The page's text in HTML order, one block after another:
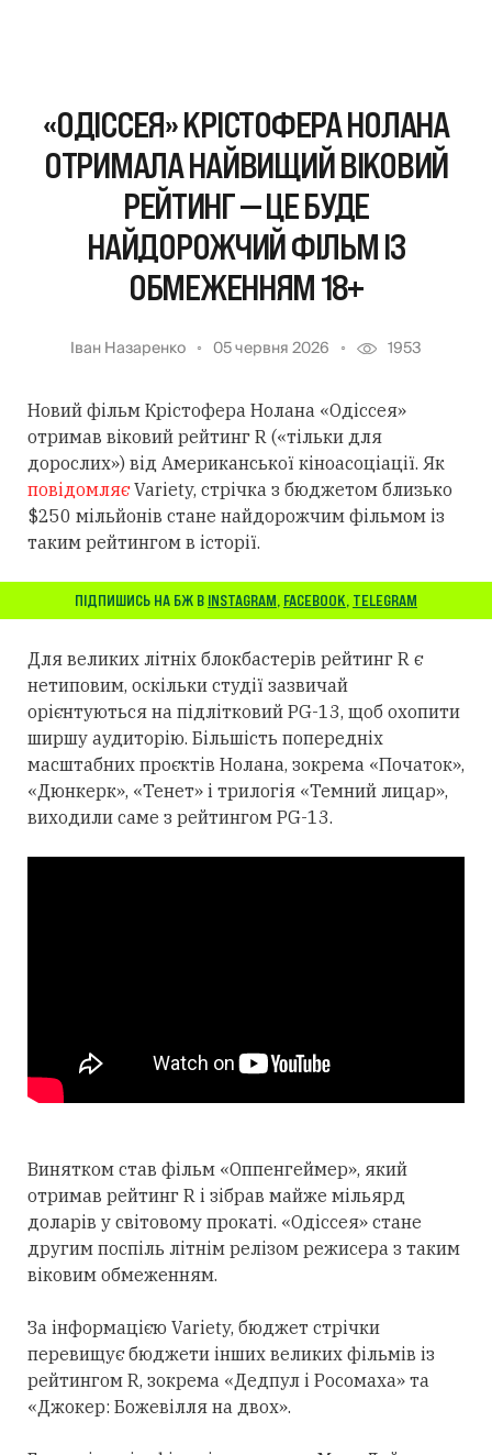
«ОДІССЕЯ» КРІСТОФЕРА НОЛАНА
ОТРИМАЛА НАЙВИЩИЙ ВІКОВИЙ
РЕЙТИНГ — ЦЕ БУДЕ
НАЙДОРОЖЧИЙ ФІЛЬМ ІЗ
ОБМЕЖЕННЯМ 18+
Іван Назаренко 05 червня 2026 1953
Новий фільм Крістофера Нолана «Одіссея»
отримав віковий рейтинг R («тільки для
дорослих») від Американської кіноасоціації. Як
повідомляєVariety, стрічка з бюджетом близько
$250 мільйонів стане найдорожчим фільмом із
таким рейтингом в історії.
ПІДПИШИСЬ НА БЖ В INSTAGRAM, FACEBOOK, TELEGRAM
Для великих літніх блокбастерів рейтинг R є
нетиповим, оскільки студії зазвичай
орієнтуються на підлітковий PG-13, щоб охопити
ширшу аудиторію. Більшість попередніх
масштабних проєктів Нолана, зокрема «Початок»,
«Дюнкерк», «Тенет» і трилогія «Темний лицар»,
виходили саме з рейтингом PG-13.
Винятком став фільм «Оппенгеймер», який
отримав рейтинг R і зібрав майже мільярд
доларів у світовому прокаті. «Одіссея» стане
другим поспіль літнім релізом режисера з таким
віковим обмеженням.
За інформацією Variety, бюджет стрічки
перевищує бюджети інших великих фільмів із
рейтингом R, зокрема «Дедпул і Росомаха» та
«Джокер: Божевілля на двох».